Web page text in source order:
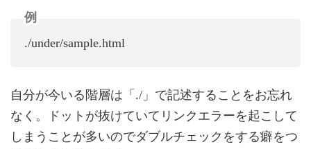
例
./under/sample.html
自分が今いる階層は「./」で記述することをお忘れ
なく。ドットが抜けていてリンクエラーを起こして
しまうことが多いのでダブルチェックをする癖をつ